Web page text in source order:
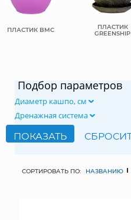
ПЛАСТИК BMC ПЛАСТИК
GREENSHIP
Подбор параметров
Диаметр кашпо, см
Дренажная система
СОРТИРОВАТЬ ПО: НАЗВАНИЮ